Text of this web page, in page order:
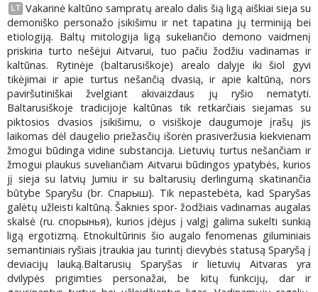
LT Vakarinė kaltūno sampratų arealo dalis šią ligą aiškiai sieja su
demoniško personažo įsikišimu ir net tapatina jų terminiją bei
etiologiją. Baltų mitologija ligą sukeliančio demono vaidmenį
priskiria turto nešėjui Aitvarui, tuo pačiu žodžiu vadinamas ir
kaltūnas. Rytinėje (baltarusiškoje) arealo dalyje iki šiol gyvi
tikėjimai ir apie turtus nešančią dvasią, ir apie kaltūną, nors
paviršutiniškai žvelgiant akivaizdaus jų ryšio nematyti.
Baltarusiškoje tradicijoje kaltūnas tik retkarčiais siejamas su
piktosios dvasios įsikišimu, o visiškoje daugumoje įrašų jis
laikomas dėl daugelio priežasčių išorėn prasiveržusia kiekvienam
žmogui būdinga vidine substancija. Lietuvių turtus nešančiam ir
žmogui plaukus suveliančiam Aitvarui būdingos ypatybės, kurios
jį sieja su latvių Jumiu ir su baltarusių derlingumą skatinančia
būtybe Sparyšu (br. Спарыш). Tik nepastebėta, kad Sparyšas
galėtų užleisti kaltūną. Šaknies spor- žodžiais vadinamas augalas
skalsė (ru. спорынья), kurios įdėjus į valgį galima sukelti sunkią
ligą ergotizmą. Etnokultūrinis šio augalo fenomenas giluminiais
semantiniais ryšiais įtraukia jau turintį dievybės statusą Sparyšą į
deviacijų lauką.Baltarusių Sparyšas ir lietuvių Aitvaras yra
dvilypės prigimties personažai, be kitų funkcijų, dar ir